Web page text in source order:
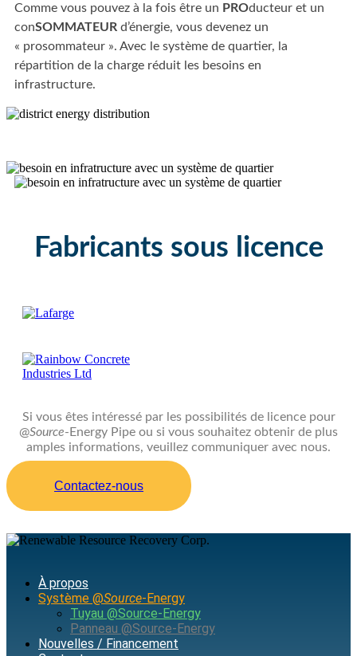
Comme vous pouvez à la fois être un PROducteur et un
conSOMMATEUR d’énergie, vous devenez un
« prosommateur ». Avec le système de quartier, la
répartition de la charge réduit les besoins en
infrastructure.
Fabricants sous licence
Si vous êtes intéressé par les possibilités de licence pour
@Source-Energy Pipe ou si vous souhaitez obtenir de plus
amples informations, veuillez communiquer avec nous.
Contactez-nous
À propos
Système @Source-Energy
Tuyau @Source-Energy
Panneau @Source-Energy
Nouvelles / Financement